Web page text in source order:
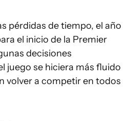
pérdidas de tiempo, el año
el inicio de la Premier
decisiones
juego se hiciera más fluido
volver a competir en todos